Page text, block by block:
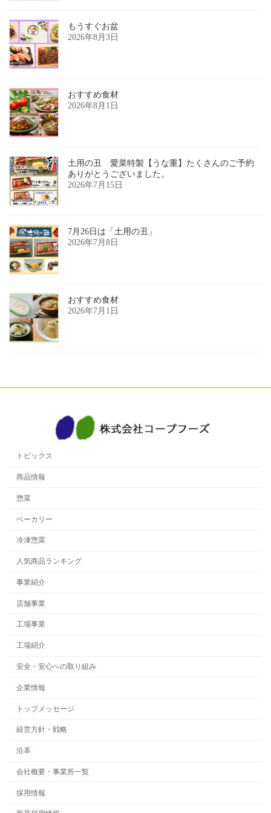
もうすぐお盆
2026年8月3日
おすすめ食材
2026年8月1日
土用の丑 愛菜特製【うな重】たくさんのご予約
ありがとうございました。
2026年7月15日
7月26日は「土用の丑」
2026年7月8日
おすすめ食材
2026年7月1日
トピックス
商品情報
惣菜
ベーカリー
冷凍惣菜
人気商品ランキング
事業紹介
店舗事業
工場事業
工場紹介
安全・安心への取り組み
企業情報
トップメッセージ
経営方針・戦略
沿革
会社概要・事業所一覧
採用情報